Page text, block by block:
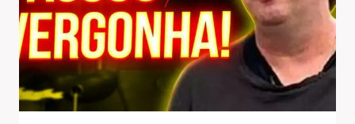
COITADO!
ELE
QUE
ATACA
TODO
MUNDO!